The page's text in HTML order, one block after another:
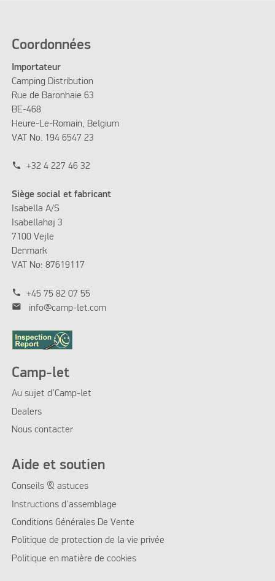
Coordonnées
Importateur
Camping Distribution
Rue de Baronhaie 63
BE-468
Heure-Le-Romain, Belgium
VAT No. 194 6547 23
phone +32 4 227 46 32
Siège social et fabricant
Isabella A/S
Isabellahøj 3
7100 Vejle
Denmark
VAT No: 87619117
phone +45 75 82 07 55
mail info@camp-let.com
Camp-let
Au sujet d’Camp-let
Dealers
Nous contacter
Aide et soutien
Conseils & astuces
Instructions d'assemblage
Conditions Générales De Vente
Politique de protection de la vie privée
Politique en matière de cookies